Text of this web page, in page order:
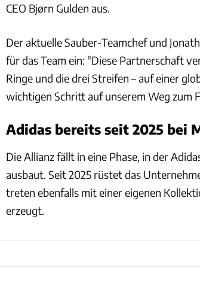
CEO Bjørn Gulden aus.
Der aktuelle Sauber-Teamchef und
für das Team ein: "Diese Partnerschaft
Ringe und die drei Streifen – auf einer
wichtigen Schritt auf unserem Weg zum
Adidas bereits seit 2025 bei
Die Allianz fällt in eine Phase, in der
ausbaut. Seit 2025 rüstet das
treten ebenfalls mit einer eigenen
erzeugt.